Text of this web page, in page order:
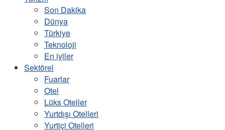
Son Dakika
Dünya
Türkiye
Teknoloji
En iyiler
Sektörel
Fuarlar
Otel
Lüks Oteller
Yurtdışı Otelleri
Yurtiçi Otelleri